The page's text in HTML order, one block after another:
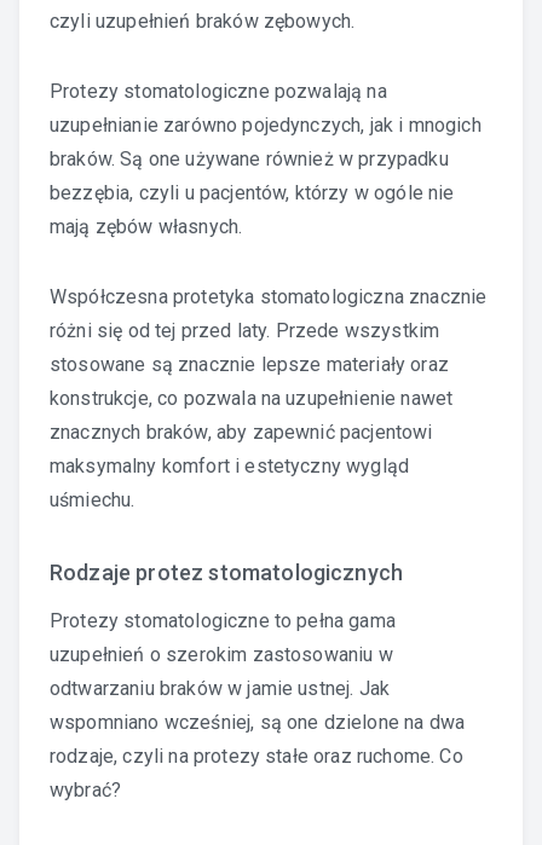
czyli uzupełnień braków zębowych.
Protezy stomatologiczne pozwalają na
uzupełnianie zarówno pojedynczych, jak i mnogich
braków. Są one używane również w przypadku
bezzębia, czyli u pacjentów, którzy w ogóle nie
mają zębów własnych.
Współczesna protetyka stomatologiczna znacznie
różni się od tej przed laty. Przede wszystkim
stosowane są znacznie lepsze materiały oraz
konstrukcje, co pozwala na uzupełnienie nawet
znacznych braków, aby zapewnić pacjentowi
maksymalny komfort i estetyczny wygląd
uśmiechu.
Rodzaje protez stomatologicznych
Protezy stomatologiczne to pełna gama
uzupełnień o szerokim zastosowaniu w
odtwarzaniu braków w jamie ustnej. Jak
wspomniano wcześniej, są one dzielone na dwa
rodzaje, czyli na protezy stałe oraz ruchome. Co
wybrać?